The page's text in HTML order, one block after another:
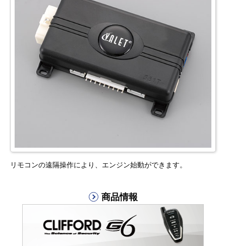
リモコンの遠隔操作により、エンジン始動ができます。
商品情報